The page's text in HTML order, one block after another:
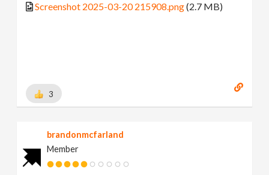
Screenshot 2025-03-20 215908.png(2.7 MB)
3
brandonmcfarland
Member